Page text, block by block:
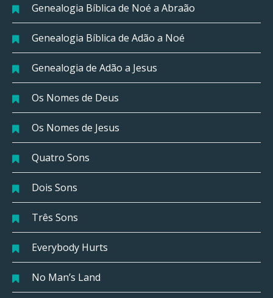
Genealogia Bíblica de Noé a Abraão
Genealogia Bíblica de Adão a Noé
Genealogia de Adão a Jesus
Os Nomes de Deus
Os Nomes de Jesus
Quatro Sons
Dois Sons
Três Sons
Everybody Hurts
No Man’s Land